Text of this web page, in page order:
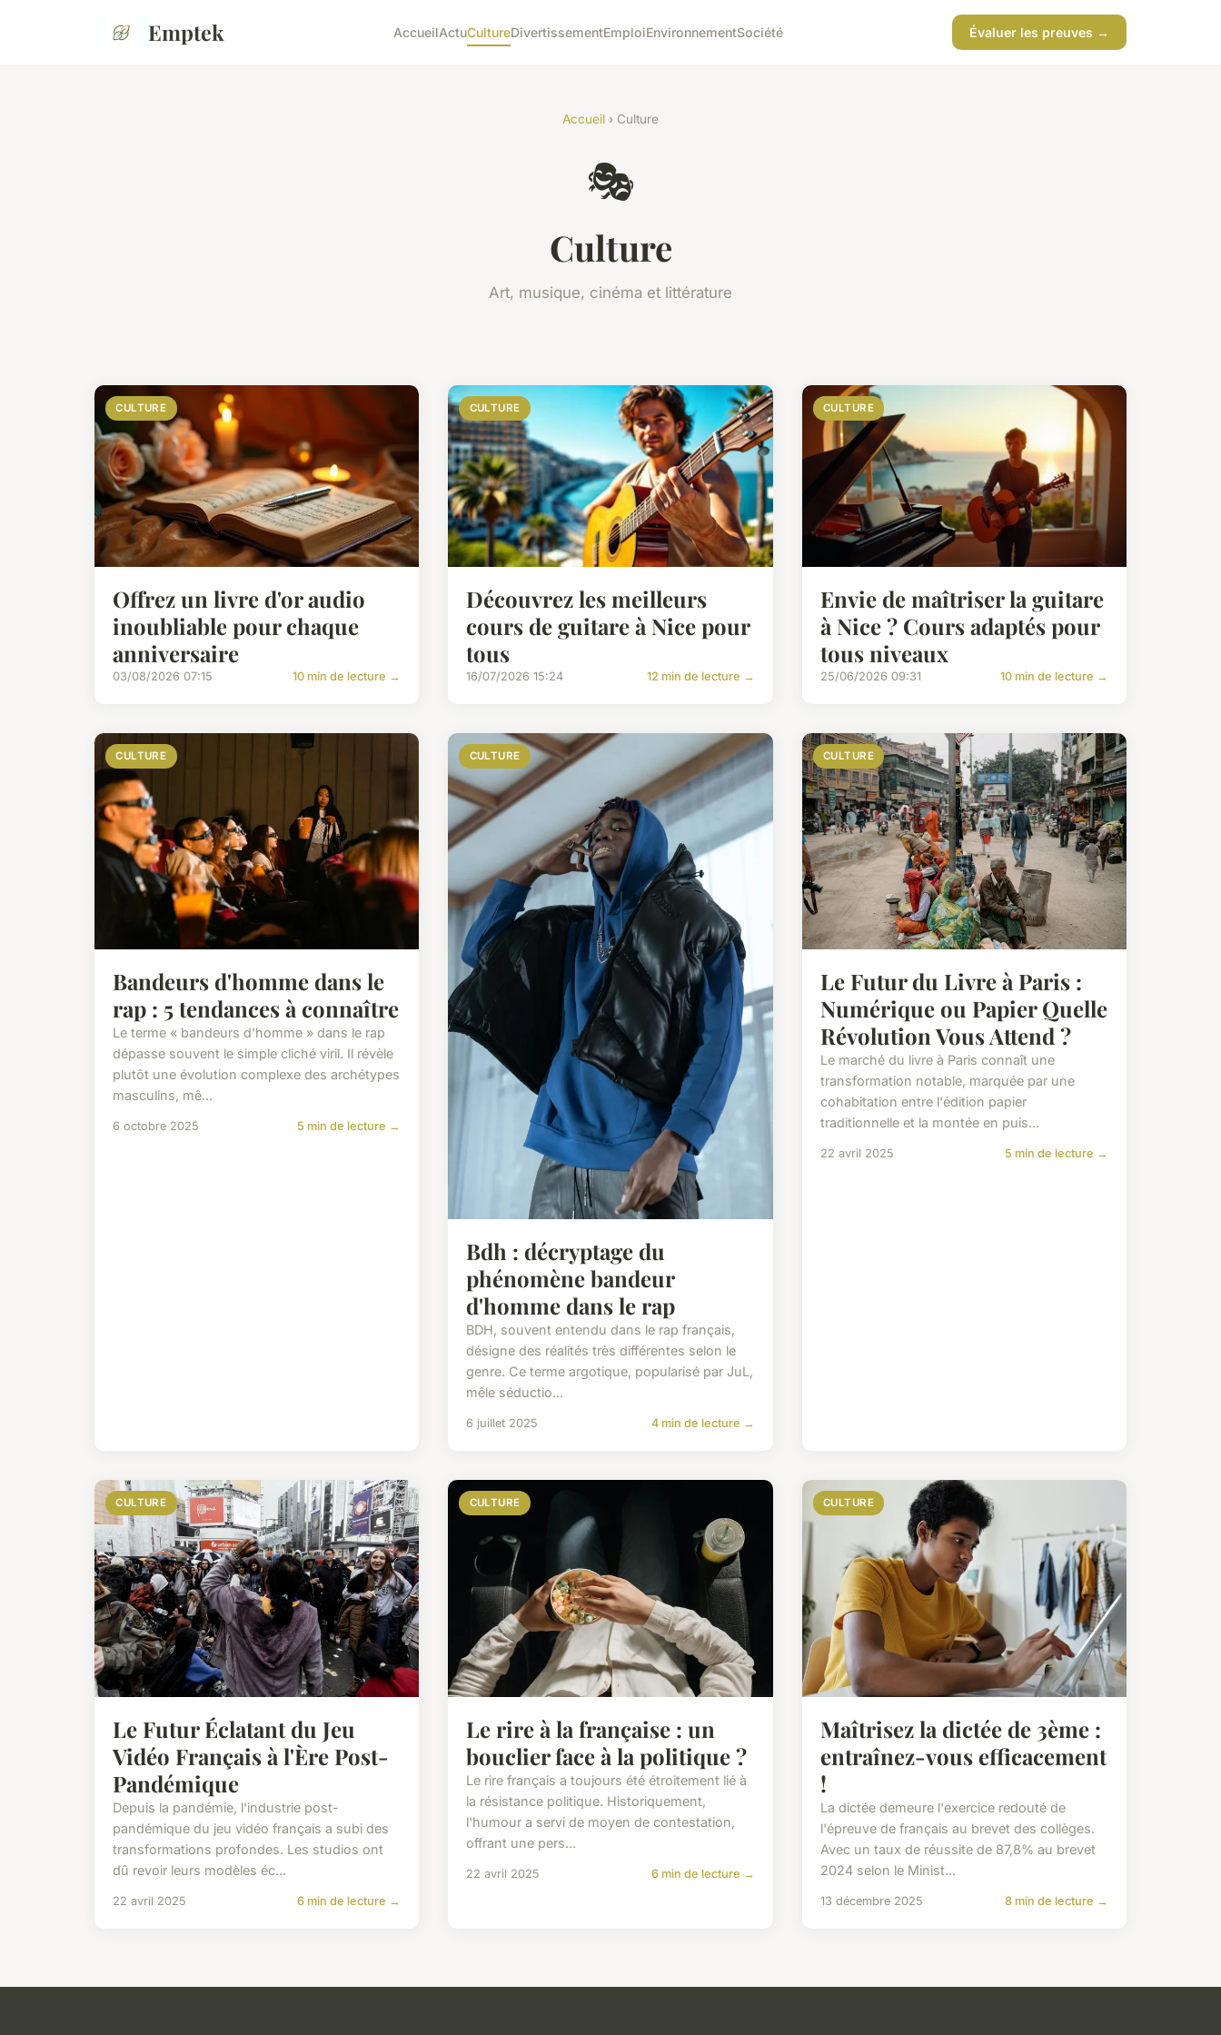
Emptek AccueilActuCultureDivertissementEmploiEnvironnementSociété Évaluer les preuves →
Accueil › Culture
🎭
Culture
Art, musique, cinéma et littérature
CULTURE
Offrez un livre d'or audio
inoubliable pour chaque
anniversaire
03/08/2026 07:15 10 min de lecture →
CULTURE
Découvrez les meilleurs
cours de guitare à Nice pour
tous
16/07/2026 15:24 12 min de lecture →
CULTURE
Envie de maîtriser la guitare
à Nice ? Cours adaptés pour
tous niveaux
25/06/2026 09:31 10 min de lecture →
CULTURE
Bandeurs d'homme dans le
rap : 5 tendances à connaître
Le terme « bandeurs d'homme » dans le rap
dépasse souvent le simple cliché viril. Il révèle
plutôt une évolution complexe des archétypes
masculins, mê...
6 octobre 2025 5 min de lecture →
CULTURE
Bdh : décryptage du
phénomène bandeur
d'homme dans le rap
BDH, souvent entendu dans le rap français,
désigne des réalités très différentes selon le
genre. Ce terme argotique, popularisé par JuL,
mêle séductio...
6 juillet 2025 4 min de lecture →
CULTURE
Le Futur du Livre à Paris :
Numérique ou Papier Quelle
Révolution Vous Attend ?
Le marché du livre à Paris connaît une
transformation notable, marquée par une
cohabitation entre l'édition papier
traditionnelle et la montée en puis...
22 avril 2025 5 min de lecture →
CULTURE
Le Futur Éclatant du Jeu
Vidéo Français à l'Ère Post-
Pandémique
Depuis la pandémie, l'industrie post-
pandémique du jeu vidéo français a subi des
transformations profondes. Les studios ont
dû revoir leurs modèles éc...
22 avril 2025 6 min de lecture →
CULTURE
Le rire à la française : un
bouclier face à la politique ?
Le rire français a toujours été étroitement lié à
la résistance politique. Historiquement,
l'humour a servi de moyen de contestation,
offrant une pers...
22 avril 2025 6 min de lecture →
CULTURE
Maîtrisez la dictée de 3ème :
entraînez-vous efficacement
!
La dictée demeure l'exercice redouté de
l'épreuve de français au brevet des collèges.
Avec un taux de réussite de 87,8% au brevet
2024 selon le Minist...
13 décembre 2025 8 min de lecture →